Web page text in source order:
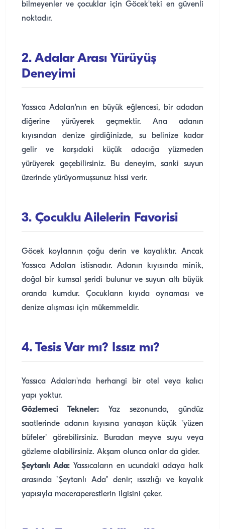
bilmeyenler ve çocuklar için Göcek'teki en güvenli
noktadır.
2. Adalar Arası Yürüyüş
Deneyimi
Yassıca Adaları'nın en büyük eğlencesi, bir adadan
diğerine yürüyerek geçmektir. Ana adanın
kıyısından denize girdiğinizde, su belinize kadar
gelir ve karşıdaki küçük adacığa yüzmeden
yürüyerek geçebilirsiniz. Bu deneyim, sanki suyun
üzerinde yürüyormuşsunuz hissi verir.
3. Çocuklu Ailelerin Favorisi
Göcek koylarının çoğu derin ve kayalıktır. Ancak
Yassıca Adaları istisnadır. Adanın kıyısında minik,
doğal bir kumsal şeridi bulunur ve suyun altı büyük
oranda kumdur. Çocukların kıyıda oynaması ve
denize alışması için mükemmeldir.
4. Tesis Var mı? Issız mı?
Yassıca Adaları'nda herhangi bir otel veya kalıcı
yapı yoktur.
Gözlemeci Tekneler: Yaz sezonunda, gündüz
saatlerinde adanın kıyısına yanaşan küçük "yüzen
büfeler" görebilirsiniz. Buradan meyve suyu veya
gözleme alabilirsiniz. Akşam olunca onlar da gider.
Şeytanlı Ada:Yassıcaların en ucundaki adaya halk
arasında "Şeytanlı Ada" denir; ıssızlığı ve kayalık
yapısıyla maceraperestlerin ilgisini çeker.